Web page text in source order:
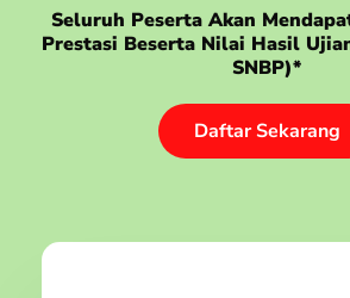
Seluruh Peserta Akan
Prestasi Beserta Nilai Hasil
SNBP)*
Daftar Sekarang